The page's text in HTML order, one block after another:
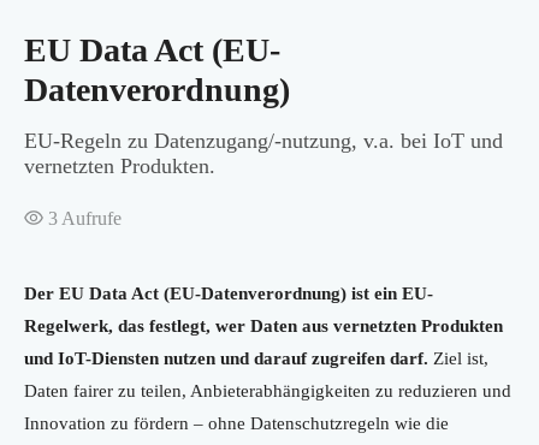
EU Data Act (EU-
Datenverordnung)
EU-Regeln zu Datenzugang/-nutzung, v.a. bei IoT und
vernetzten Produkten.
3 Aufrufe
Der EU Data Act (EU-Datenverordnung) ist ein EU-
Regelwerk, das festlegt, wer Daten aus vernetzten Produkten
und IoT-Diensten nutzen und darauf zugreifen darf. Ziel ist,
Daten fairer zu teilen, Anbieterabhängigkeiten zu reduzieren und
Innovation zu fördern – ohne Datenschutzregeln wie die